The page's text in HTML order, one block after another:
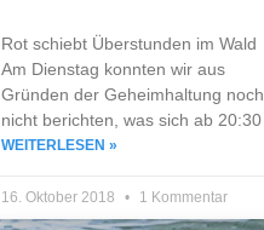
Rot schiebt Überstunden im Wald
Am Dienstag konnten wir aus
Gründen der Geheimhaltung noch
nicht berichten, was sich ab 20:30
WEITERLESEN »
16. Oktober 2018 1 Kommentar